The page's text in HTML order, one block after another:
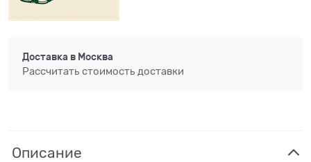
Доставка в Москва
Рассчитать стоимость доставки
Описание